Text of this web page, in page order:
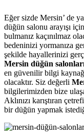
Eğer sizde Mersin’ de
düğün salonu arayışı
bulmanız kaçınılmaz
bedeninizi yormanıza
şekilde hayallerinizi
Mersin düğün
en güvenilir bilgi
olacaktır. Siz değerli
bilgilerimizden bize
Aklınızı karıştıran
bir düğün yapmak